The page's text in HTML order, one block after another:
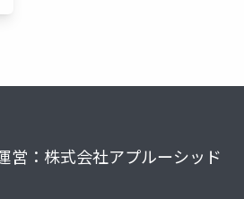
営：株式会社アプルーシッド